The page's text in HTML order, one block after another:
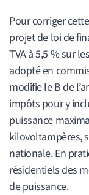
Pour corriger
projet de loi de
TVA à 5,5 % sur
adopté en
modifie le B de
impôts pour y
puissance
kilovoltampères,
nationale. En
résidentiels des
de puissance.